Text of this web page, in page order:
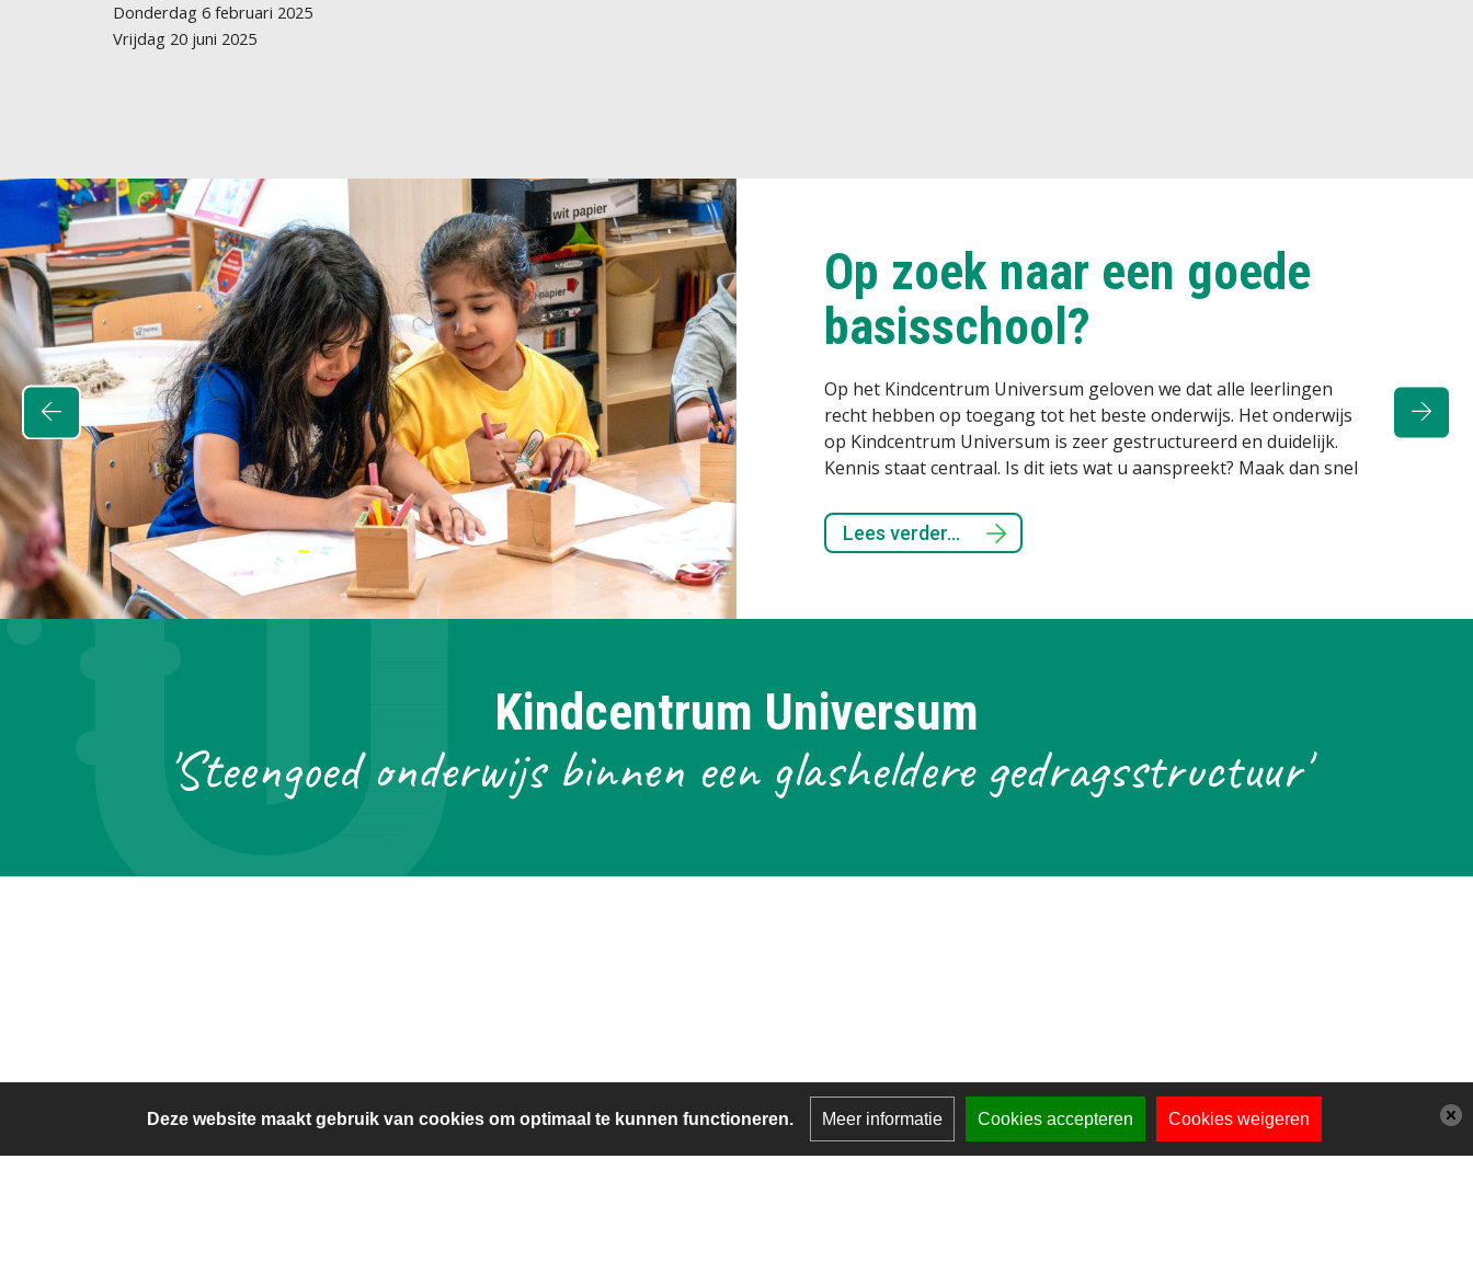
Donderdag 6 februari 2025
Vrijdag 20 juni 2025
alle leerlingen
Het onderwijs
en duidelijk.
Maak dan snel
Wij weten hoe
Lees verder...
Kindcentrum Universum
'Steengoed onderwijs binnen een glasheldere gedragsstructuur'
Deze website maakt gebruik van cookies om optimaal te kunnen functioneren. Meer informatie Cookies accepteren Cookies weigeren